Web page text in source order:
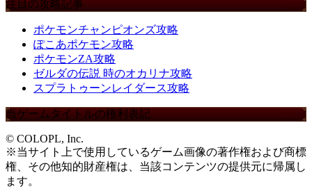
注目の攻略記事
ポケモンチャンピオンズ攻略
ぽこあポケモン攻略
ポケモンZA攻略
ゼルダの伝説 時のオカリナ攻略
スプラトゥーンレイダース攻略
当ゲームタイトルの権利表記
© COLOPL, Inc.
※当サイト上で使用しているゲーム画像の著作権および商標
権、その他知的財産権は、当該コンテンツの提供元に帰属し
ます。